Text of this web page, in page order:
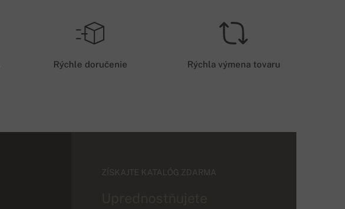
Rýchle doručenie Rýchla výmena tovaru
ZÍSKAJTE KATALÓG ZDARMA